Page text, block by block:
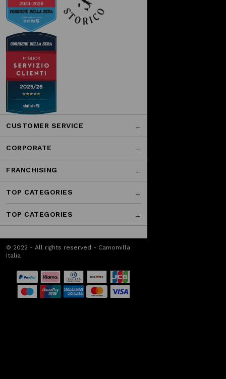
CUSTOMER SERVICE
CORPORATE
FRANCHISING
TOP CATEGORIES
TOP CATEGORIES
© 2022 - All rights reserved - Camomilla
Italia